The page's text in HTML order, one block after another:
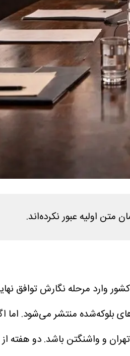
وارد مرحله نگارش توافق
بلوکه‌شده منتشر می‌شود. اما
و واشنگتن باشد.